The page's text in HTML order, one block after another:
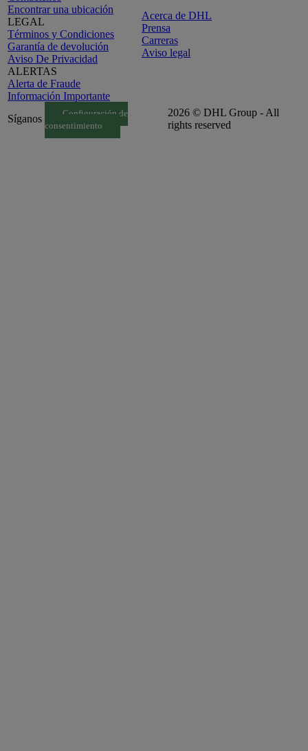
Encontrar una ubicación
LEGAL
Términos y Condiciones
Garantía de devolución
Aviso De Privacidad
ALERTAS
Alerta de Fraude
Información Importante
Acerca de DHL
Prensa
Carreras
Aviso legal
Síganos
Configuración de
consentimiento
2026 © DHL Group - All
rights reserved